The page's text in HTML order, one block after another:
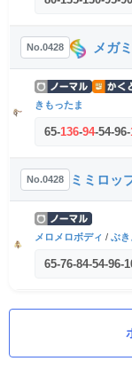
No.0428 メガ
きもったま
65-136-94-54-96-
No.0428 ミミロッ
メロメロボディ / ぶき
65-76-84-54-96-